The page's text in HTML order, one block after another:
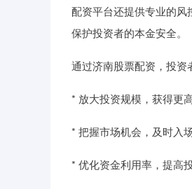
配资平台还提供专业的
保护投资者的本金安全。
通过济南股票配资，投资
* 放大投资规模，获得更
* 把握市场机会，及时入
* 优化资金利用率，提高